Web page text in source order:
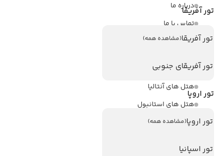
تور آفریقا
تور آفریقا(مشاهده همه)
تور آفریقای جنوبی
تور اروپا
تور اروپا(مشاهده همه)
تور اسپانیا
درباره ما
تماس با ما
مجله گردشگری
هتل های پر بازدید
هتل های آنتالیا
هتل های استانبول
هتل های تایلند